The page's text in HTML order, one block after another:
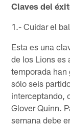
Claves del
1.- Cuidar el
Esta es una
de los Lions es
temporada han
sólo seis
interceptando,
Glover Quinn.
semana debe